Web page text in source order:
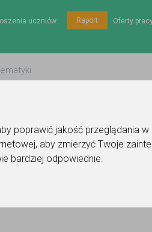
poprawić jakość przeglądania
, aby zmierzyć Twoje
bardziej odpowiednie.
uczniów Raport Oferty
- matematyka